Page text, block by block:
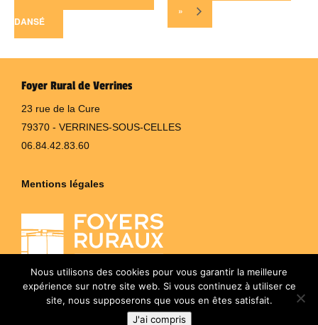
DANSÉ
»
Foyer Rural de Verrines
23 rue de la Cure
79370 - VERRINES-SOUS-CELLES
06.84.42.83.60
Mentions légales
Nous utilisons des cookies pour vous garantir la meilleure
expérience sur notre site web. Si vous continuez à utiliser ce
site, nous supposerons que vous en êtes satisfait.
J'ai compris